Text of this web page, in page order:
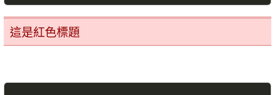
這是紅色標題